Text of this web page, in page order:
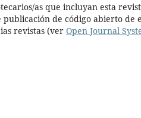
as que incluyan esta
de código abierto de
revistas (ver Open Journal